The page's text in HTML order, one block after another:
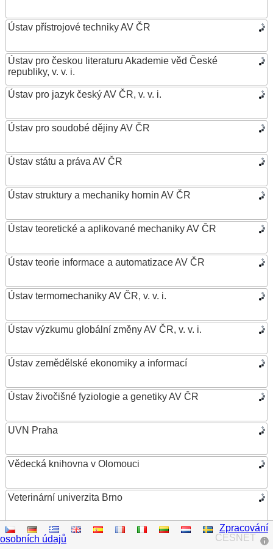
Ústav přístrojové techniky AV ČR
Ústav pro českou literaturu Akademie věd České
republiky, v. v. i.
Ústav pro jazyk český AV ČR, v. v. i.
Ústav pro soudobé dějiny AV ČR
Ústav státu a práva AV ČR
Ústav struktury a mechaniky hornin AV ČR
Ústav teoretické a aplikované mechaniky AV ČR
Ústav teorie informace a automatizace AV ČR
Ústav termomechaniky AV ČR, v. v. i.
Ústav výzkumu globální změny AV ČR, v. v. i.
Ústav zemědělské ekonomiky a informací
Ústav živočišné fyziologie a genetiky AV ČR
UVN Praha
Vědecká knihovna v Olomouci
Veterinární univerzita Brno
VŠB – Technická univerzita Ostrava
CESNET
Zpracování
osobních údajů